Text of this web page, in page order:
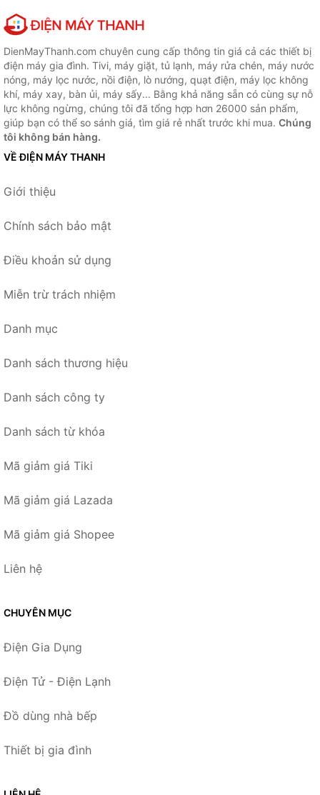
DienMayThanh.com chuyên cung cấp thông tin giá cả các thiết bị
điện máy gia đình. Tivi, máy giặt, tủ lạnh, máy rửa chén, máy nước
nóng, máy lọc nước, nồi điện, lò nướng, quạt điện, máy lọc không
khí, máy xay, bàn ủi, máy sấy... Bằng khả năng sẵn có cùng sự nỗ
lực không ngừng, chúng tôi đã tổng hợp hơn 26000 sản phẩm,
giúp bạn có thể so sánh giá, tìm giá rẻ nhất trước khi mua. Chúng
tôi không bán hàng.
VỀ ĐIỆN MÁY THANH
Giới thiệu
Chính sách bảo mật
Điều khoản sử dụng
Miễn trừ trách nhiệm
Danh mục
Danh sách thương hiệu
Danh sách công ty
Danh sách từ khóa
Mã giảm giá Tiki
Mã giảm giá Lazada
Mã giảm giá Shopee
Liên hệ
CHUYÊN MỤC
Điện Gia Dụng
Điện Tử - Điện Lạnh
Đồ dùng nhà bếp
Thiết bị gia đình